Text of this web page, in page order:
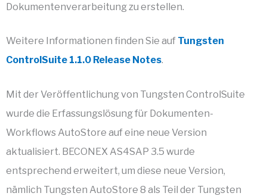
Dokumentenverarbeitung zu erstellen.
Weitere Informationen finden Sie auf Tungsten
ControlSuite 1.1.0 Release Notes.
Mit der Veröffentlichung von Tungsten ControlSuite
wurde die Erfassungslösung für Dokumenten-
Workflows AutoStore auf eine neue Version
aktualisiert. BECONEX AS4SAP 3.5 wurde
entsprechend erweitert, um diese neue Version,
nämlich Tungsten AutoStore 8 als Teil der Tungsten